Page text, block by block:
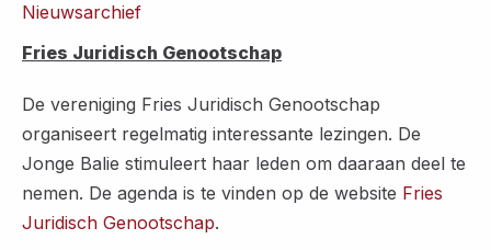
Nieuwsarchief
Fries Juridisch Genootschap
De vereniging Fries Juridisch Genootschap
organiseert regelmatig interessante lezingen. De
Jonge Balie stimuleert haar leden om daaraan deel te
nemen. De agenda is te vinden op de website Fries
Juridisch Genootschap.